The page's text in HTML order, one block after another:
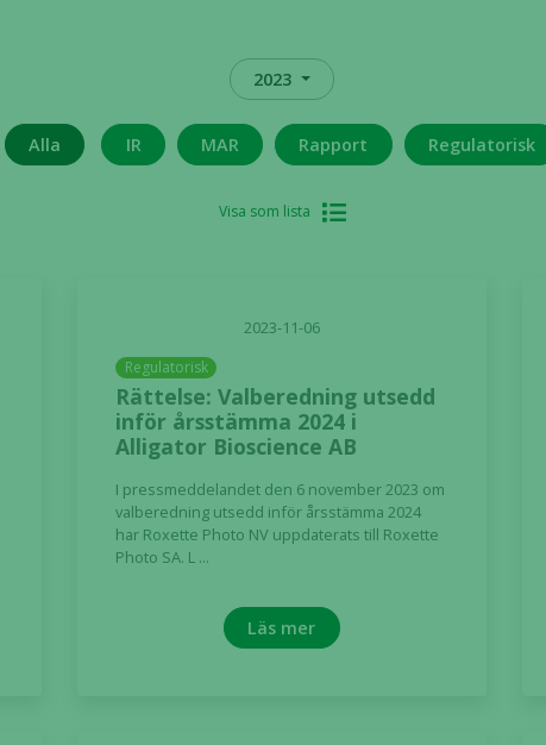
2023
Alla IR MAR Rapport Regulatorisk
Visa som lista
2023-11-06
Regulatorisk
Rättelse: Valberedning utsedd
inför årsstämma 2024 i
Alligator Bioscience AB
I pressmeddelandet den 6 november 2023 om
valberedning utsedd inför årsstämma 2024
har Roxette Photo NV uppdaterats till Roxette
Photo SA. L ...
Läs mer